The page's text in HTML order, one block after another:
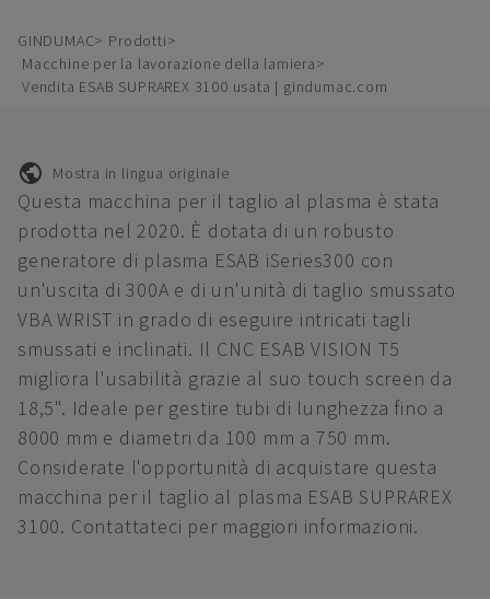
GINDUMAC
Prodotti
Macchine per la lavorazione della lamiera
Vendita ESAB SUPRAREX 3100 usata | gindumac.com
Mostra in lingua originale
Questa macchina per il taglio al plasma è stata
prodotta nel 2020. È dotata di un robusto
generatore di plasma ESAB iSeries300 con
un'uscita di 300A e di un'unità di taglio smussato
VBA WRIST in grado di eseguire intricati tagli
smussati e inclinati. Il CNC ESAB VISION T5
migliora l'usabilità grazie al suo touch screen da
18,5". Ideale per gestire tubi di lunghezza fino a
8000 mm e diametri da 100 mm a 750 mm.
Considerate l'opportunità di acquistare questa
macchina per il taglio al plasma ESAB SUPRAREX
3100. Contattateci per maggiori informazioni.